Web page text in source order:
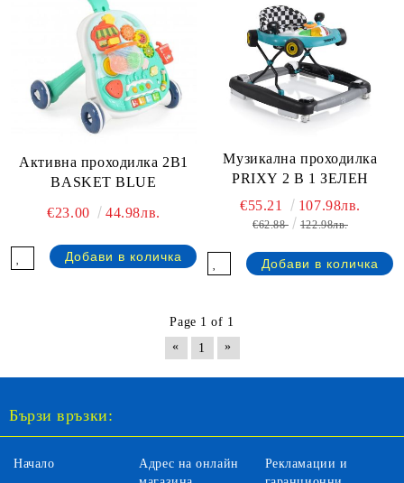
Активна проходилка 2В1
BASKET BLUE
€23.00
44.98лв.
Музикална проходилка
PRIXY 2 В 1 ЗЕЛЕН
€55.21 107.98лв.
€62.88 122.98лв.
Page 1 of 1
«
1 »
Бързи връзки:
Начало
Адрес на онлайн
Рекламации и